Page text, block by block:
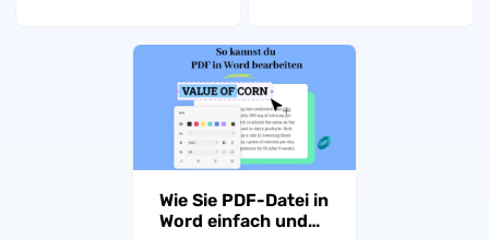
Wie Sie PDF-Datei in
Word einfach und